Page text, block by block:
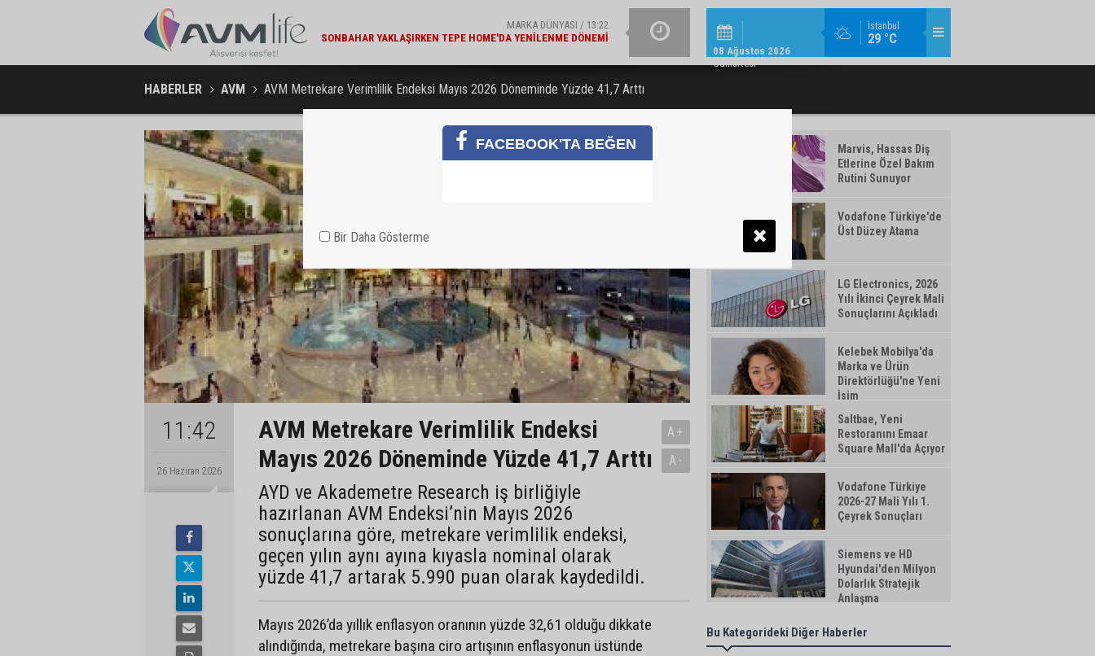
İstanbul
29 °C
08 Ağustos 2026
Cumartesi
MARKA DÜNYASI / 13:22
SONBAHAR YAKLAŞIRKEN TEPE HOME'DA YENILENME DÖNEMI
ŞIRKET HABERLERI / 13:19
MIGROS VE BAKANLIK'TAN 'ÇEVRE ETIKETLI' ÜRÜNLER İÇIN İŞ
KURUMSAL / 11:08
İŞ BANKASI GRUBU ÜST YÖNETIMINDE GÖREV DEĞIŞIMI
VAKIFBANK’IN AKTIF BÜYÜKLÜĞÜ
HABERLER AVM AVM Metrekare Verimlilik Endeksi Mayıs 2026 Döneminde Yüzde 41,7 Arttı
11:42
26 Haziran 2026
AVM Metrekare Verimlilik Endeksi
Mayıs 2026 Döneminde Yüzde 41,7 Arttı
AYD ve Akademetre Research iş birliğiyle
hazırlanan AVM Endeksi’nin Mayıs 2026
sonuçlarına göre, metrekare verimlilik endeksi,
geçen yılın aynı ayına kıyasla nominal olarak
yüzde 41,7 artarak 5.990 puan olarak kaydedildi.
A+
A-
Mayıs 2026’da yıllık enflasyon oranının yüzde 32,61 olduğu dikkate
alındığında, metrekare başına ciro artışının enflasyonun üstünde
Marvis, Hassas Diş
Etlerine Özel Bakım
Rutini Sunuyor
Vodafone Türkiye'de
Üst Düzey Atama
LG Electronics, 2026
Yılı İkinci Çeyrek Mali
Sonuçlarını Açıkladı
Kelebek Mobilya'da
Marka ve Ürün
Direktörlüğü'ne Yeni
İsim
Saltbae, Yeni
Restoranını Emaar
Square Mall'da Açıyor
Vodafone Türkiye
2026-27 Mali Yılı 1.
Çeyrek Sonuçları
Siemens ve HD
Hyundai'den Milyon
Dolarlık Stratejik
Anlaşma
Bu Kategorideki Diğer Haberler
FACEBOOK'TA BEĞEN
Bir Daha Gösterme